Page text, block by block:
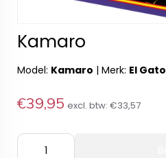
Kamaro
Model: Kamaro | Merk: El Gato
€39,95 excl. btw: €33,57